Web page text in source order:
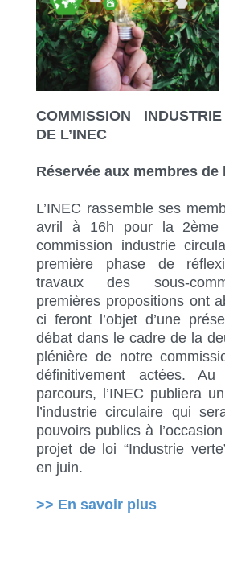
COMMISSION
DE L’INEC
Réservée aux membres de
L’INEC rassemble ses
avril à 16h pour la 2ème
commission industrie
première phase de
travaux des sous-
premières propositions ont
ci feront l’objet d’une
débat dans le cadre de la
plénière de notre
définitivement actées.
parcours, l’INEC publiera
l’industrie circulaire qui
pouvoirs publics à
projet de loi “Industrie
en juin.
>> En savoir plus